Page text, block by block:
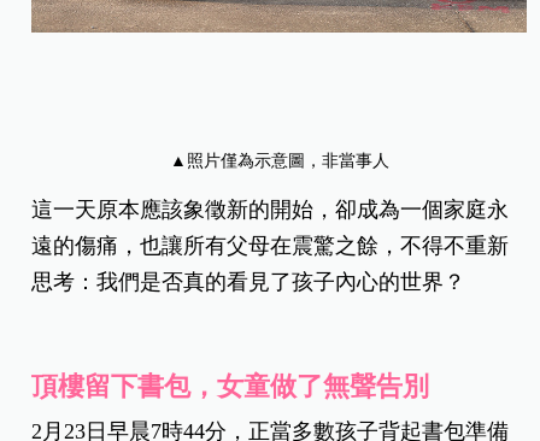
▲照片僅為示意圖，非當事人
這一天原本應該象徵新的開始，卻成為一個家庭永
遠的傷痛，也讓所有父母在震驚之餘，不得不重新
思考：我們是否真的看見了孩子內心的世界？
頂樓留下書包，女童做了無聲告別
2月23日早晨7時44分，正當多數孩子背起書包準備